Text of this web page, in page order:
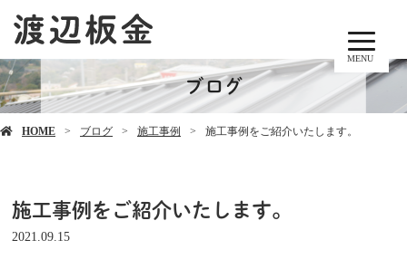
MENU
ブログ
HOME ブログ 施工事例 施工事例をご紹介いたします。
施工事例をご紹介いたします。
2021.09.15